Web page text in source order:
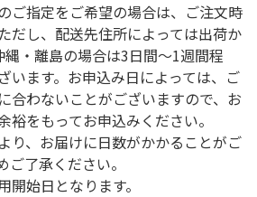
ご指定をご希望の場合は、ご注文時
だし、配送先住所によっては出荷か
・離島の場合は3日間～1週間程
います。お申込み日によっては、ご
合わないことがございますので、お
裕をもってお申込みください。
り、お届けに日数がかかることがご
ご了承ください。
開始日となります。